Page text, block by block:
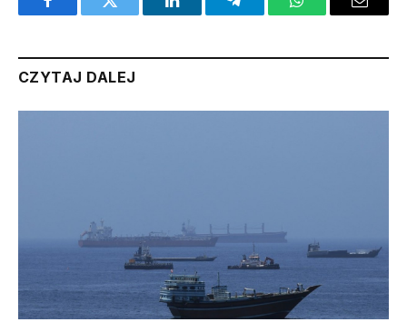
FacebookTwitter LinkedInTelegramWhatsAppEmail
CZYTAJ DALEJ